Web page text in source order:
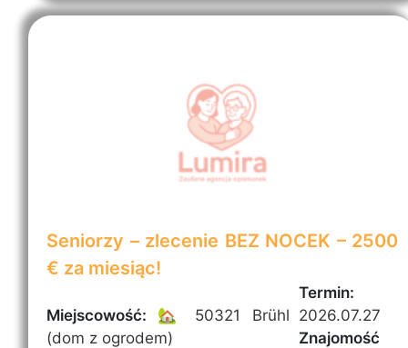
Seniorzy – zlecenie BEZ NOCEK – 2500
€ za miesiąc!
Miejscowość:
🏡 50321 Brühl
(dom z ogrodem)
Termin:
2026.07.27
Znajomość